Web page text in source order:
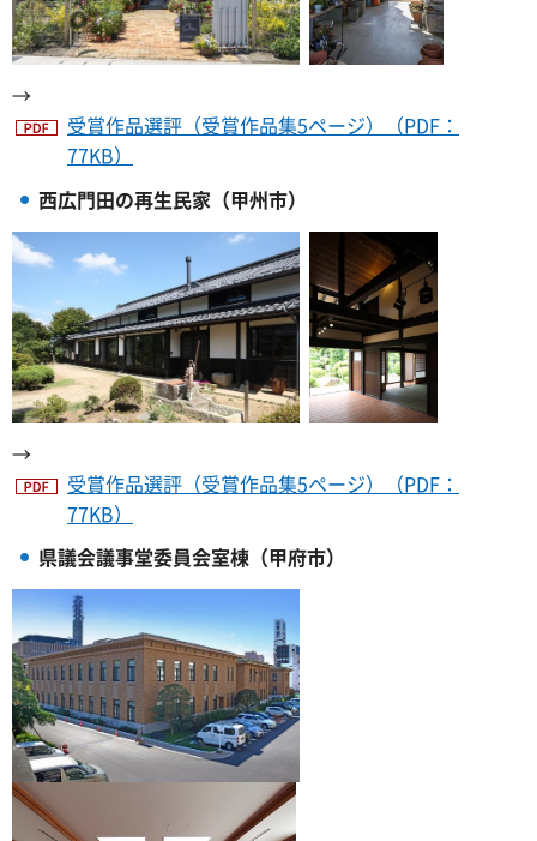
→
受賞作品選評（受賞作品集5ページ）（PDF：
77KB）
西広門田の再生民家（甲州市）
→
受賞作品選評（受賞作品集5ページ）（PDF：
77KB）
県議会議事堂委員会室棟（甲府市）